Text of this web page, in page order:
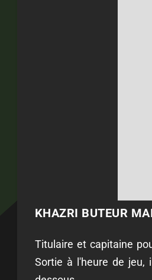
KHAZRI BUTEUR
Titulaire et capitaine
Sortie à l'heure de jeu,